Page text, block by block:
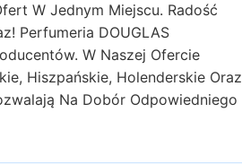
W Jednym Miejscu. Radość
Perfumeria DOUGLAS
W Naszej Ofercie
Hiszpańskie, Holenderskie Oraz
Na Dobór Odpowiedniego